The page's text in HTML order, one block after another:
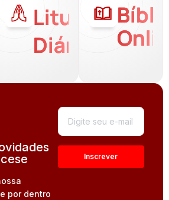
Liturgia
Diária
por dentro